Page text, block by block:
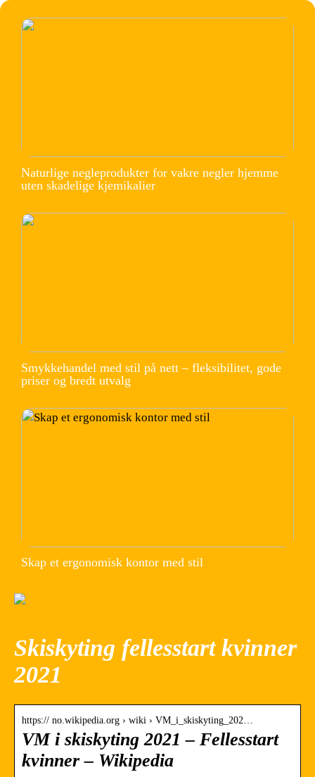
Naturlige negleprodukter for vakre negler hjemme
uten skadelige kjemikalier
Smykkehandel med stil på nett – fleksibilitet, gode
priser og bredt utvalg
Skap et ergonomisk kontor med stil
Skiskyting fellesstart kvinner
2021
https:// no.wikipedia.org › wiki › VM_i_skiskyting_202…
VM i skiskyting 2021 – Fellesstart
kvinner – Wikipedia